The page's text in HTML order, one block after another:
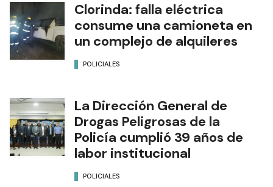
Clorinda: falla eléctrica
consume una camioneta en
un complejo de alquileres
POLICIALES
La Dirección General de
Drogas Peligrosas de la
Policía cumplió 39 años de
labor institucional
POLICIALES